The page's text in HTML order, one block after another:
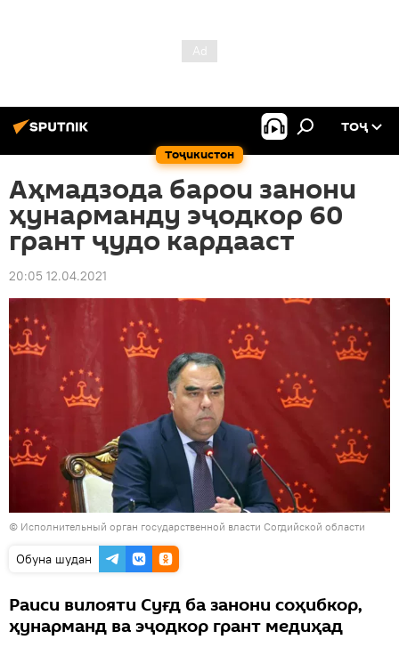
Тоҷикистон
ТОҶ
Аҳмадзода барои занони
ҳунарманду эҷодкор 60
грант ҷудо кардааст
20:05 12.04.2021
© Исполнительный орган государственной власти Согдийской области
Обуна шудан
Раиси вилояти Суғд ба занони соҳибкор,
ҳунарманд ва эҷодкор грант медиҳад